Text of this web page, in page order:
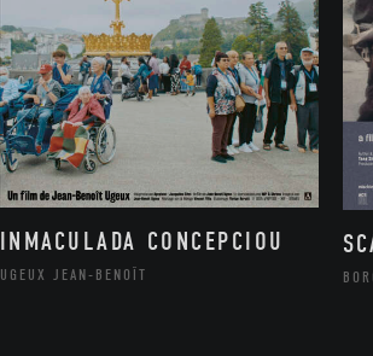
INMACULADA CONCEPCIOU
UGEUX JEAN-BENOÎT